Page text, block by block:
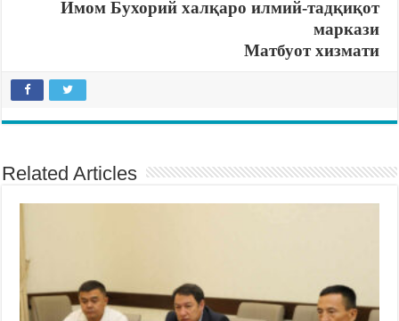
Имом Бухорий халқаро илмий-тадқиқот
маркази
Матбуот хизмати
Related Articles